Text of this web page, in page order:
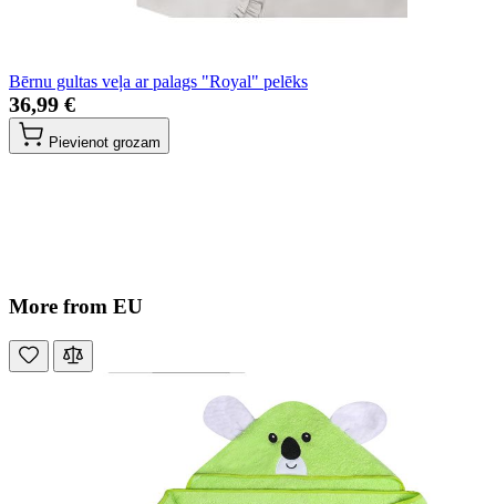
Bērnu gultas veļa ar palags "Royal" pelēks
36,99 €
Pievienot grozam
More from EU